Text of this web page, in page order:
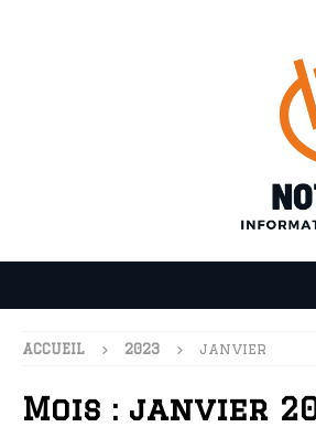
ACCUEIL 2023 janvier
Mois : janvier